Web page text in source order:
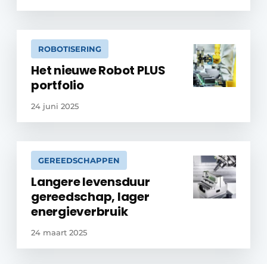
ROBOTISERING
Het nieuwe Robot PLUS
portfolio
24 juni 2025
GEREEDSCHAPPEN
Langere levensduur
gereedschap, lager
energieverbruik
24 maart 2025